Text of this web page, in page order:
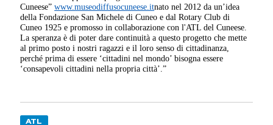
Cuneese”www.museodiffusocuneese.itnato nel 2012 da un’idea
della Fondazione San Michele di Cuneo e dal Rotary Club di
Cuneo 1925 e promosso in collaborazione con l'ATL del Cuneese.
La speranza è di poter dare continuità a questo progetto che mette
al primo posto i nostri ragazzi e il loro senso di cittadinanza,
perché prima di essere ‘cittadini nel mondo’ bisogna essere
‘consapevoli cittadini nella propria città’.”
ATL